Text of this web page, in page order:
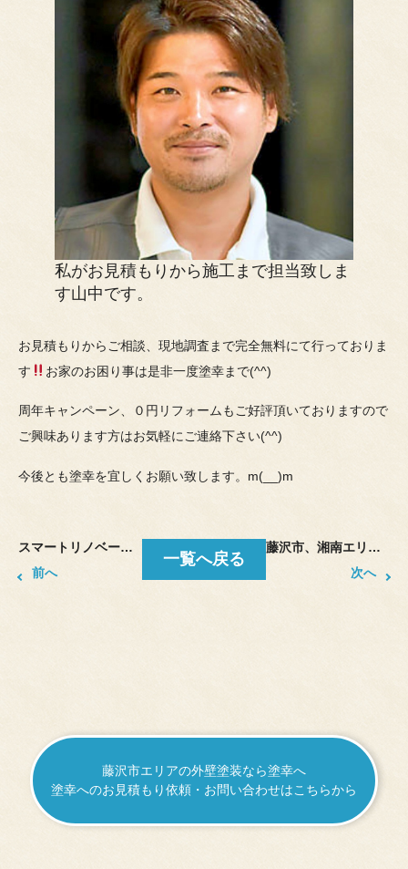
私がお見積もりから施工まで担当致しま
す山中です。
お見積もりからご相談、現地調査まで完全無料にて行っておりま
す
お家のお困り事は是非一度塗幸まで(^^)
周年キャンペーン、０円リフォームもご好評頂いておりますので
ご興味あります方はお気軽にご連絡下さい(^^)
今後とも塗幸を宜しくお願い致します。m(__)m
スマートリノベーションについて
前へ
一覧へ戻る
藤沢市、湘南エリアで塗り替え、外壁塗装工事をしています塗幸です。
次へ
藤沢市エリアの外壁塗装なら塗幸へ
塗幸へのお見積もり依頼・お問い合わせはこちらから